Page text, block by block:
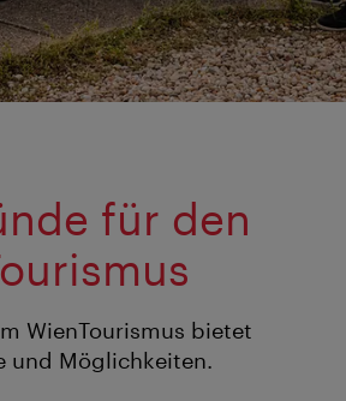
für den
WienTourismus bietet
und Möglichkeiten.